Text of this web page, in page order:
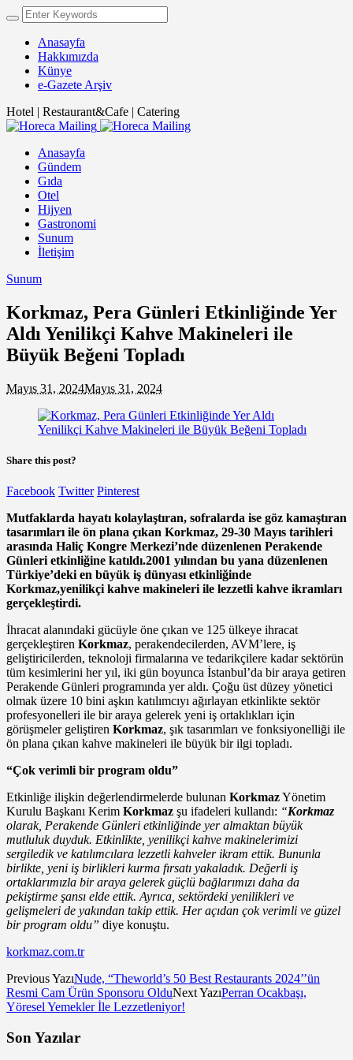
Anasayfa
Hakkımızda
Künye
e-Gazete Arşiv
Hotel | Restaurant&Cafe | Catering
Anasayfa
Gündem
Gıda
Otel
Hijyen
Gastronomi
Sunum
İletişim
Sunum
Korkmaz, Pera Günleri Etkinliğinde Yer
Aldı Yenilikçi Kahve Makineleri ile
Büyük Beğeni Topladı
Mayıs 31, 2024Mayıs 31, 2024
Share this post?
Facebook Twitter Pinterest
Mutfaklarda hayatı kolaylaştıran, sofralarda ise göz kamaştıran
tasarımları ile ön plana çıkan Korkmaz, 29-30 Mayıs tarihleri
arasında Haliç Kongre Merkezi’nde düzenlenen Perakende
Günleri etkinliğine katıldı.2001 yılından bu yana düzenlenen
Türkiye’deki en büyük iş dünyası etkinliğinde
Korkmaz,yenilikçi kahve makineleri ile lezzetli kahve ikramları
gerçekleştirdi.
İhracat alanındaki gücüyle öne çıkan ve 125 ülkeye ihracat
gerçekleştiren Korkmaz, perakendecilerden, AVM’lere, iş
geliştiricilerden, teknoloji firmalarına ve tedarikçilere kadar sektörün
tüm kesimlerini her yıl, iki gün boyunca İstanbul’da bir araya getiren
Perakende Günleri programında yer aldı. Çoğu üst düzey yönetici
olmak üzere 10 bini aşkın katılımcıyı ağırlayan etkinlikte sektör
profesyonelleri ile bir araya gelerek yeni iş ortaklıkları için
görüşmeler geliştiren Korkmaz, şık tasarımları ve fonksiyonelliği ile
ön plana çıkan kahve makineleri ile büyük bir ilgi topladı.
“Çok verimli bir program oldu”
Etkinliğe ilişkin değerlendirmelerde bulunan KorkmazYönetim
Kurulu Başkanı Kerim Korkmaz şu ifadeleri kullandı: “Korkmaz
olarak, Perakende Günleri etkinliğinde yer almaktan büyük
mutluluk duyduk. Etkinlikte, yenilikçi kahve makinelerimizi
sergiledik ve katılımcılara lezzetli kahveler ikram ettik. Bununla
birlikte, yeni iş birlikleri kurma fırsatı yakaladık. Değerli iş
ortaklarımızla bir araya gelerek güçlü bağlarımızı daha da
pekiştirme şansı elde ettik. Ayrıca, sektördeki yenilikleri ve
gelişmeleri de yakından takip ettik. Her açıdan çok verimli ve güzel
bir program oldu” diye konuştu.
korkmaz.com.tr
Previous YazıNude, “Theworld’s 50 Best Restaurants 2024’’ün
Resmi Cam Ürün Sponsoru OlduNext YazıPerran Ocakbaşı,
Yöresel Yemekler İle Lezzetleniyor!
Son Yazılar